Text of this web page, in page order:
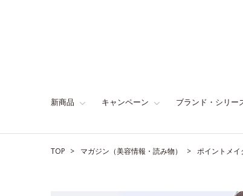
新商品 キャンペーン ブランド・シリー
TOP マガジン（美容情報・読み物） ポイントメイ